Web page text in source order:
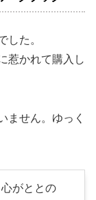
した。
惹かれて購入し
ません。ゆっく
がととの